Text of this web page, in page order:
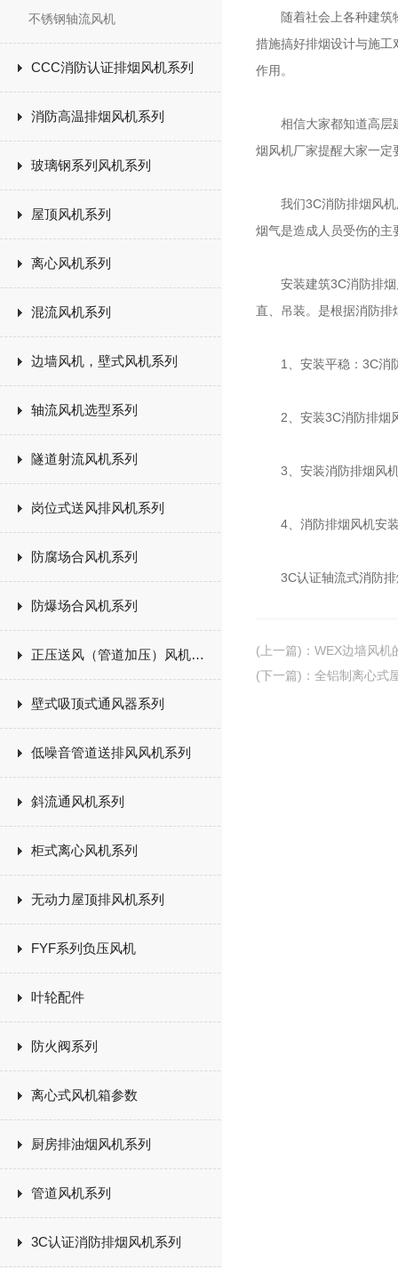
不锈钢轴流风机
CCC消防认证排烟风机系列
消防高温排烟风机系列
玻璃钢系列风机系列
屋顶风机系列
离心风机系列
混流风机系列
边墙风机，壁式风机系列
轴流风机选型系列
隧道射流风机系列
岗位式送风排风机系列
防腐场合风机系列
防爆场合风机系列
正压送风（管道加压）风机系列
壁式吸顶式通风器系列
低噪音管道送排风风机系列
斜流通风机系列
柜式离心风机系列
无动力屋顶排风机系列
FYF系列负压风机
叶轮配件
防火阀系列
离心式风机箱参数
厨房排油烟风机系列
管道风机系列
3C认证消防排烟风机系列
随着社会上各种建筑物
措施搞好排烟设计与施
作用。
相信大家都知道高层建
烟风机厂家提醒大家一
我们3C消防排烟风机
烟气是造成人员受伤的
安装建筑3C消防排烟
直、吊装。是根据消防
1、安装平稳：3C消防
2、安装3C消防排烟风
3、安装消防排烟风机
4、消防排烟风机安装
3C认证轴流式消防
(上一篇) ： WEX边墙风机
(下一篇) ： 全铝制离心式